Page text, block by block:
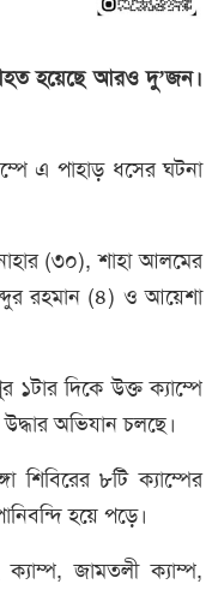
আহত হয়েছে আরও দু’জন।
এ পাহাড় ধসের ঘটনা
(৩০), শাহা আলমের
রহমান (৪) ও আয়েশা
১টার দিকে উক্ত ক্যাম্পে
অভিযান চলছে।
শিবিরের ৮টি ক্যাম্পের
হয়ে পড়ে।
জামতলী ক্যাম্প,